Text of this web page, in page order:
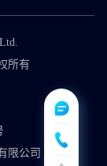
所有
限公司